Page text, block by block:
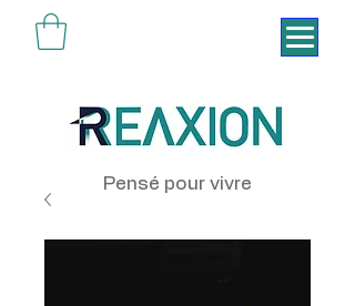
Pensé pour vivre